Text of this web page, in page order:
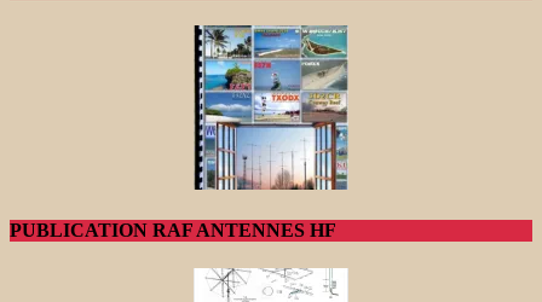
PUBLICATION RAF ANTENNES HF